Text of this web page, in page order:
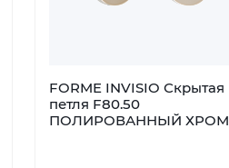
FORME INVISIO Скрытая
петля F80.50
ПОЛИРОВАННЫЙ ХРОМ